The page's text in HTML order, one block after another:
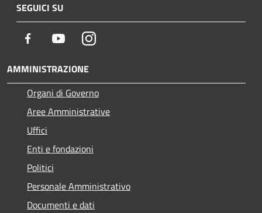
SEGUICI SU
Facebook YoutubeInstagram
AMMINISTRAZIONE
Organi di Governo
Aree Amministrative
Uffici
Enti e fondazioni
Politici
Personale Amministrativo
Documenti e dati